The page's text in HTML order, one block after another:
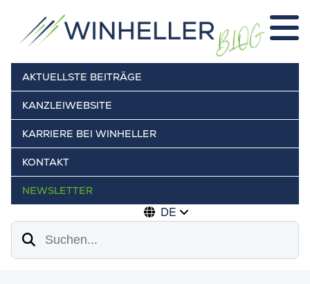
AKTUELLSTE BEITRÄGE
KANZLEIWEBSITE
KARRIERE BEI WINHELLER
KONTAKT
NEWSLETTER
DE
Suchen